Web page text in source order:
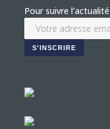
Pour suivre